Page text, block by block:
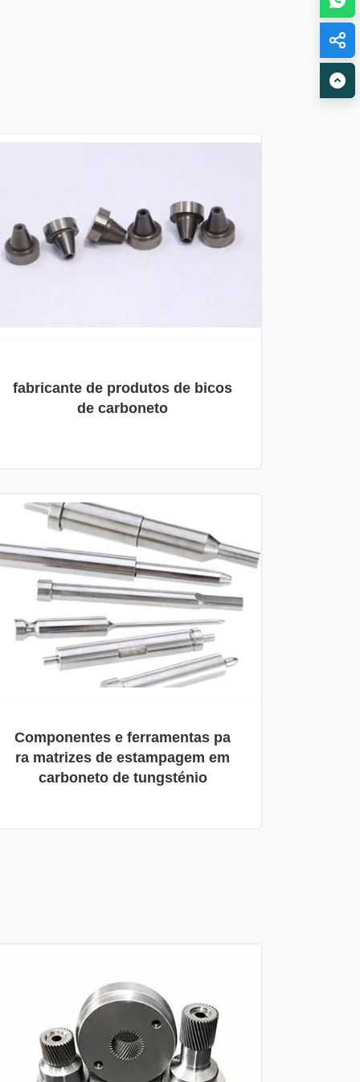
fabricante de produtos de bicos
de carboneto
Componentes e ferramentas pa
ra matrizes de estampagem em
carboneto de tungsténio